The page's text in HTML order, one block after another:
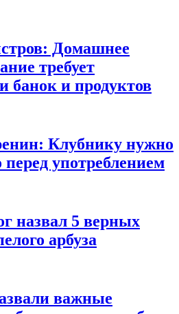
Домашнее
требует
банок и продуктов
Клубнику нужно
употреблением
назвал 5 верных
арбуза
важные